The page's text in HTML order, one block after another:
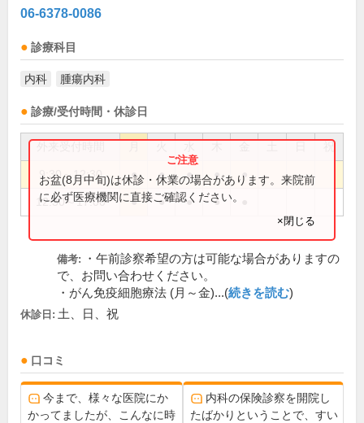
06-6378-0086
診療科目
内科 腫瘍内科
診療/受付時間・休診日
祝
9:30～12:30 ● ● ● ● ●
12:30～17:00 ● ● ● ●
お盆(8月中旬)は休診・休業の場合があります。来院前
に必ず医療機関に直接ご確認ください。
×閉じる
備考:
・午前診察希望の方は可能な場合がありますの
で、お問い合わせください。
・がん免疫細胞療法 (月～金)...(続きを読む)
休診日: 土、日、祝
口コミ
今まで、様々な医院にか
かってましたが、こんなに時
内科の保険診察を開院し
たばかりということで、すい